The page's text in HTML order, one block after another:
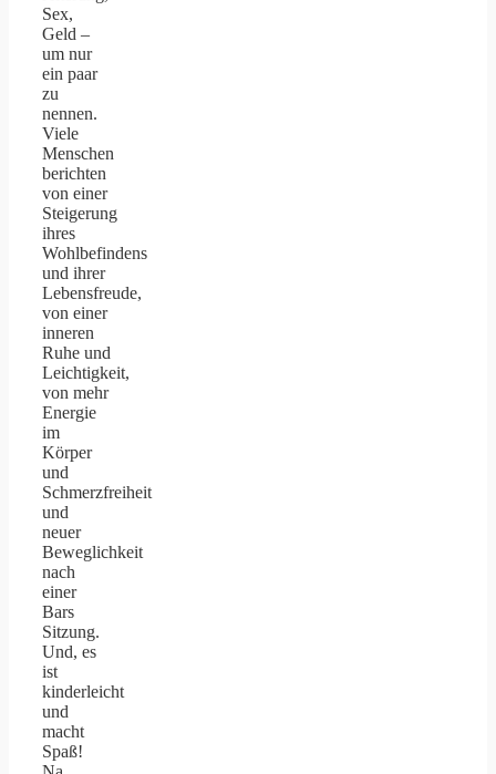
Sex,
Geld –
um nur
ein paar
zu
nennen.
Viele
Menschen
berichten
von einer
Steigerung
ihres
Wohlbefindens
und ihrer
Lebensfreude,
von einer
inneren
Ruhe und
Leichtigkeit,
von mehr
Energie
im
Körper
und
Schmerzfreiheit
und
neuer
Beweglichkeit
nach
einer
Bars
Sitzung.
Und, es
ist
kinderleicht
und
macht
Spaß!